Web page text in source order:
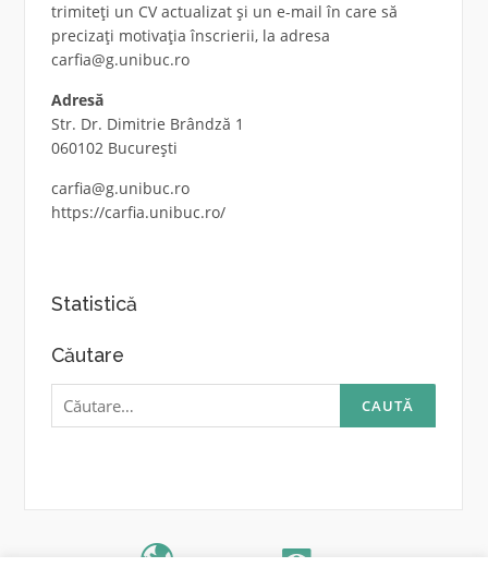
trimiteți un CV actualizat și un e-mail în care să
precizați motivația înscrierii, la adresa
carfia@g.unibuc.ro
Adresă
Str. Dr. Dimitrie Brândză 1
060102 București
carfia@g.unibuc.ro
https://carfia.unibuc.ro/
Statistică
Căutare
Caută
după: